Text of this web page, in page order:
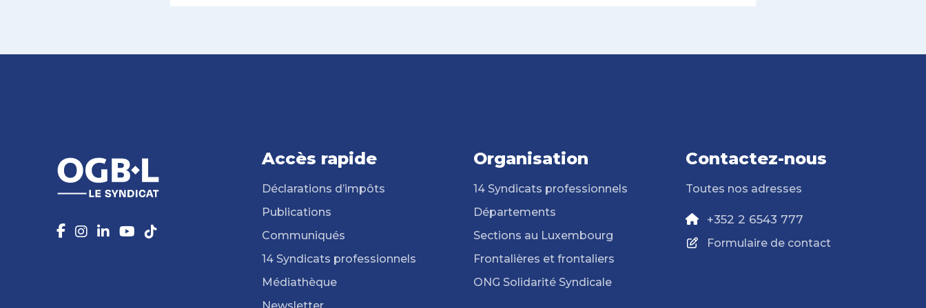
Accès rapide
Déclarations d’impôts
Publications
Communiqués
14 Syndicats professionnels
Médiathèque
Organisation
14 Syndicats professionnels
Départements
Sections au Luxembourg
Frontalières et frontaliers
ONG Solidarité Syndicale
Contactez-nous
Toutes nos adresses
+352 2 6543 777
Formulaire de contact